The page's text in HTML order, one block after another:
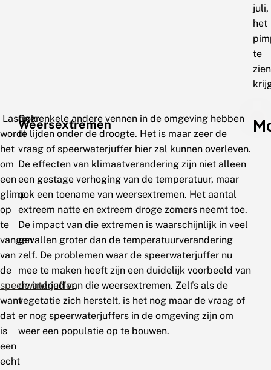
juli,
het
te
zien
Lastiger
wordt
het
om
een
glimp
op
te
vangen
van
de
speerwaterjuffer,
want
dat
is
een
echt
Weersextremen
Ook enkele andere vennen in de omgeving hebben
te lijden onder de droogte. Het is maar zeer de
vraag of speerwaterjuffer hier zal kunnen overleven.
De effecten van klimaatverandering zijn niet alleen
een gestage verhoging van de temperatuur, maar
ook een toename van weersextremen. Het aantal
extreem natte en extreem droge zomers neemt toe.
De impact van die extremen is waarschijnlijk in veel
gevallen groter dan de temperatuurverandering
zelf. De problemen waar de speerwaterjuffer nu
mee te maken heeft zijn een duidelijk voorbeeld van
de invloed van die weersextremen. Zelfs als de
vegetatie zich herstelt, is het nog maar de vraag of
er nog speerwaterjuffers in de omgeving zijn om
weer een populatie op te bouwen.